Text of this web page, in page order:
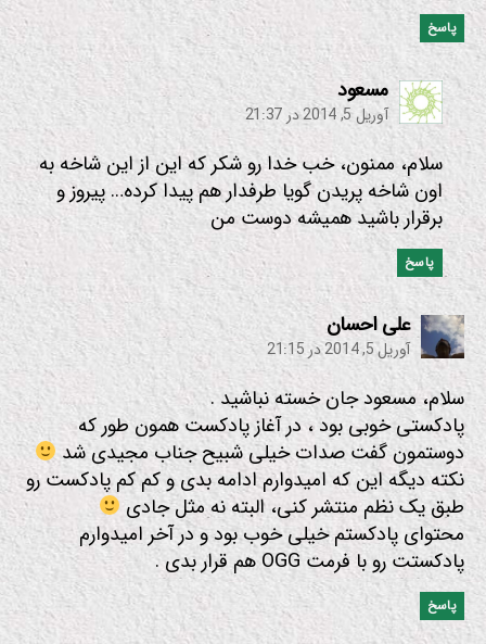
پاسخ
مسعود:
آوریل 5, 2014 در 21:37
سلام، ممنون، خب خدا رو شکر که این از این شاخه به
اون شاخه پریدن گویا طرفدار هم پیدا کرده… پیروز و
برقرار باشید همیشه دوست من
پاسخ
علی احسان
آوریل 5, 2014 در 21:15
سلام، مسعود جان خسته نباشید .
پادکستی خوبی بود ، در آغاز پادکست همون طور که
دوستمون گفت صدات خیلی شبیح جناب مجیدی شد
نکته دیگه این که امیدوارم ادامه بدی و کم کم پادکست رو
طبق یک نظم منتشر کنی، البته نه مثل جادی
محتوای پادکستم خیلی خوب بود و در آخر امیدوارم
پادکستت رو با فرمت OGG هم قرار بدی .
پاسخ